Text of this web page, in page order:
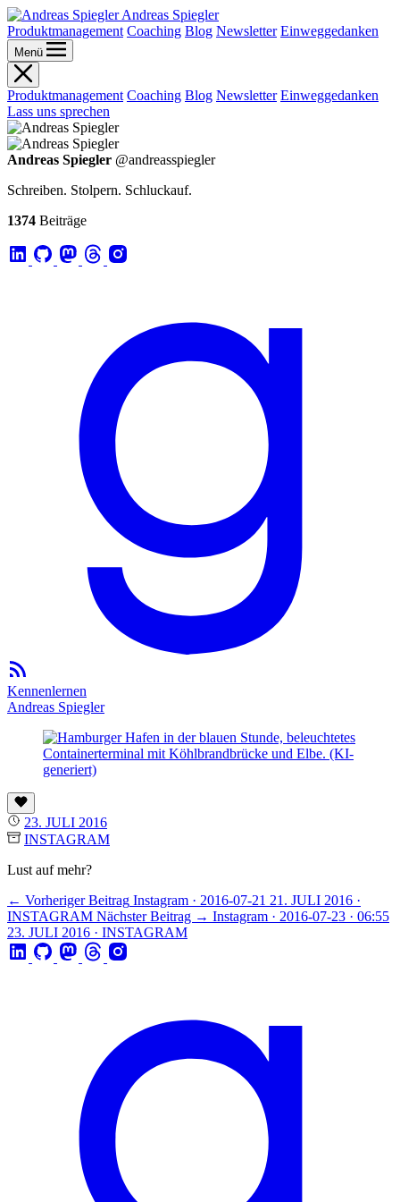
Andreas Spiegler
Produktmanagement Coaching Blog Newsletter Einweggedanken
Menü
Produktmanagement Coaching Blog Newsletter Einweggedanken
Lass uns sprechen
Andreas Spiegler @andreasspiegler
Schreiben. Stolpern. Schluckauf.
1374 Beiträge
Kennenlernen
Andreas Spiegler
23. JULI 2016
INSTAGRAM
Lust auf mehr?
← Vorheriger Beitrag Instagram · 2016-07-21 21. JULI 2016 ·
INSTAGRAM Nächster Beitrag → Instagram · 2016-07-23 · 06:55
23. JULI 2016 · INSTAGRAM